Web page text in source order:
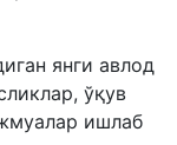
янги авлод
ўқув
ишлаб